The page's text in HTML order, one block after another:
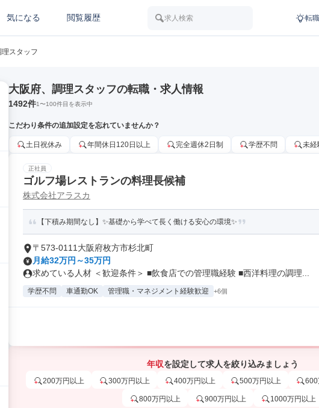
気になる 閲覧履歴 求人検索 転
理スタッフ
大阪府、調理スタッフの転職・求人情報
1492件1〜100件目を表示中
こだわり条件の追加設定を忘れていませんか？
土日祝休み 年間休日120日以上 完全週休2日制 学歴不問 未経
正社員
ゴルフ場レストランの料理長候補
株式会社アラスカ
【下積み期間なし】✨基礎から学べて長く働ける安心の環境✨
〒573-0111大阪府枚方市杉北町
月給32万円～35万円
求めている人材 ＜歓迎条件＞ ■飲食店での管理職経験 ■西洋料理の調理...
学歴不問 車通勤OK 管理職・マネジメント経験歓迎 +6個
年収を設定して求人を絞り込みましょう
200万円以上 300万円以上 400万円以上 500万円以上 600
800万円以上 900万円以上 1000万円以上